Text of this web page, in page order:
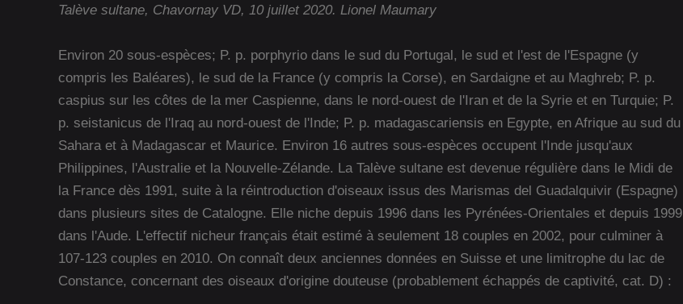
Talève sultane, Chavornay VD, 10 juillet 2020. Lionel Maumary
Environ 20 sous-espèces; P. p. porphyrio dans le sud du Portugal, le sud et l'est de l'Espagne (y
compris les Baléares), le sud de la France (y compris la Corse), en Sardaigne et au Maghreb; P. p.
caspius sur les côtes de la mer Caspienne, dans le nord-ouest de l'Iran et de la Syrie et en Turquie; P.
p. seistanicus de l'Iraq au nord-ouest de l'Inde; P. p. madagascariensis en Egypte, en Afrique au sud du
Sahara et à Madagascar et Maurice. Environ 16 autres sous-espèces occupent l'Inde jusqu'aux
Philippines, l'Australie et la Nouvelle-Zélande. La Talève sultane est devenue régulière dans le Midi de
la France dès 1991, suite à la réintroduction d'oiseaux issus des Marismas del Guadalquivir (Espagne)
dans plusieurs sites de Catalogne. Elle niche depuis 1996 dans les Pyrénées-Orientales et depuis 1999
dans l'Aude. L'effectif nicheur français était estimé à seulement 18 couples en 2002, pour culminer à
107-123 couples en 2010. On connaît deux anciennes données en Suisse et une limitrophe du lac de
Constance, concernant des oiseaux d'origine douteuse (probablement échappés de captivité, cat. D) :